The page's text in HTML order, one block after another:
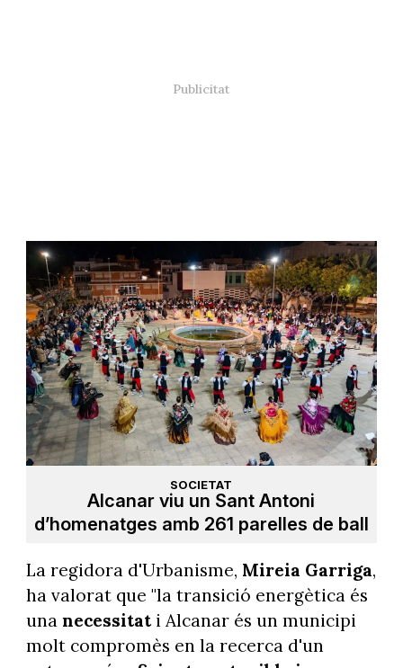
SOCIETAT
Alcanar viu un Sant Antoni
d’homenatges amb 261 parelles de ball
La regidora d'Urbanisme, Mireia Garriga,
ha valorat que "la transició energètica és
una necessitat i Alcanar és un municipi
molt compromès en la recerca d'un